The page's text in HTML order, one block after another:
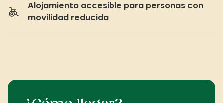
Alojamiento accesible para personas con
movilidad reducida